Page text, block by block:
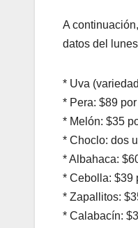
A
datos del
* Uva
* Pera: $89
* Melón: $35
* Choclo: dos
* Albahaca:
* Cebolla: $39
* Zapallitos:
* Calabacín: